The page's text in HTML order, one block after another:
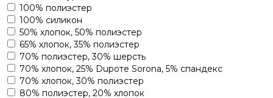
100% полиэстер
100% силикон
50% хлопок, 50% полиэстер
65% хлопок, 35% полиэстер
70% полиэстер, 30% шерсть
70% хлопок, 25% Dupoте Sorona, 5% спандекс
70% хлопок, 30% полиэстер
80% полиэстер, 20% хлопок